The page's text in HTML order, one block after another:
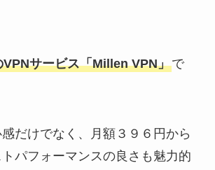
VPNサービス「Millen VPN」で
だけでなく、月額３９６円から
パフォーマンスの良さも魅力的